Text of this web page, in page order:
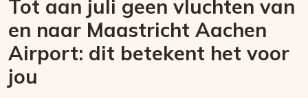
Tot aan juli geen vluchten van
en naar Maastricht Aachen
Airport: dit betekent het voor
jou